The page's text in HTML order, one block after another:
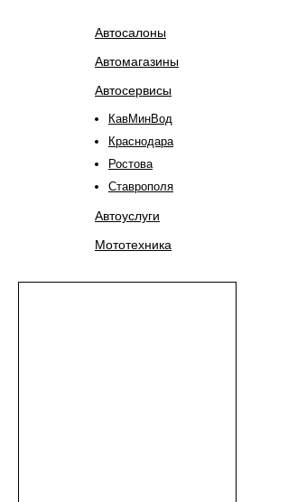
Автосалоны
Автомагазины
Автосервисы
КавМинВод
Краснодара
Ростова
Ставрополя
Автоуслуги
Мототехника